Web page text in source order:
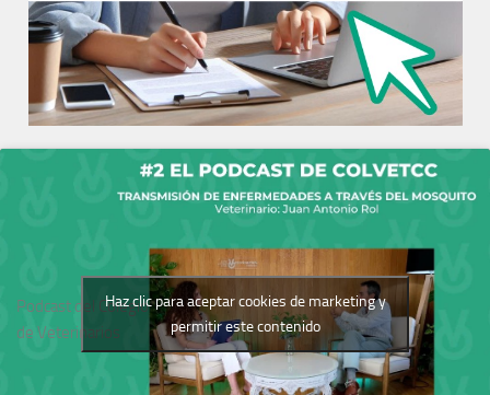
Podcast del Colegio
de Veterinarios
Haz clic para aceptar cookies de marketing y
permitir este contenido